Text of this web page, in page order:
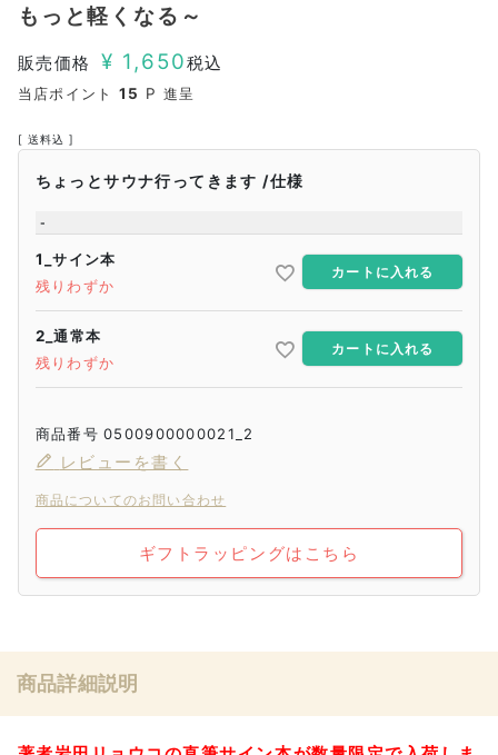
もっと軽くなる～
販売価格 ¥ 1,650税込
当店ポイント 15 P 進呈
送料込
ちょっとサウナ行ってきます 仕様
-
1_サイン本
残りわずか
カートに入れる
2_通常本
残りわずか
カートに入れる
商品番号 0500900000021_2
レビューを書く
商品についてのお問い合わせ
ギフトラッピングはこちら
商品詳細説明